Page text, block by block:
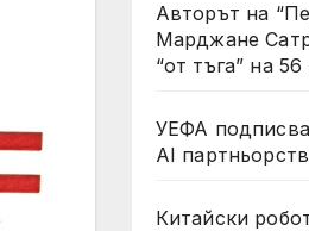
Авторът на
Марджане
“от тъга” на
УЕФА
AI
Китайски